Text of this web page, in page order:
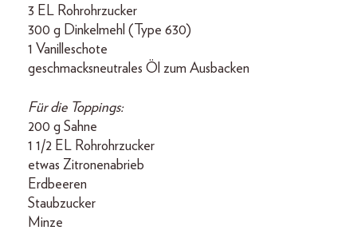
3 EL Rohrohrzucker
300 g Dinkelmehl (Type 630)
1 Vanilleschote
geschmacksneutrales Öl zum Ausbacken
Für die Toppings:
200 g Sahne
1 1/2 EL Rohrohrzucker
etwas Zitronenabrieb
Erdbeeren
Staubzucker
Minze